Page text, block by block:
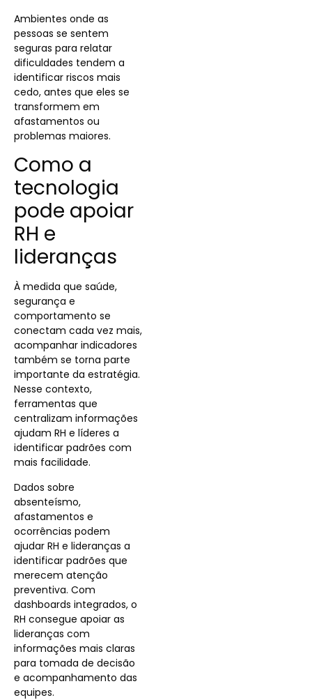
Ambientes onde as
pessoas se sentem
seguras para relatar
dificuldades tendem a
identificar riscos mais
cedo, antes que eles se
transformem em
afastamentos ou
problemas maiores.
Como a
tecnologia
pode apoiar
RH e
lideranças
À medida que saúde,
segurança e
comportamento se
conectam cada vez mais,
acompanhar indicadores
também se torna parte
importante da estratégia.
Nesse contexto,
ferramentas que
centralizam informações
ajudam RH e líderes a
identificar padrões com
mais facilidade.
Dados sobre
absenteísmo,
afastamentos e
ocorrências podem
ajudar RH e lideranças a
identificar padrões que
merecem atenção
preventiva. Com
dashboards integrados, o
RH consegue apoiar as
lideranças com
informações mais claras
para tomada de decisão
e acompanhamento das
equipes.